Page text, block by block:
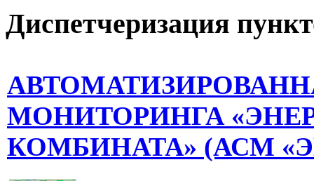
Диспетчеризация
МОНИТОРИНГА
КОМБИНАТА» (АСМ